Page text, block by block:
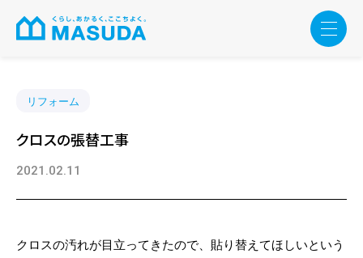
リフォーム
クロスの張替工事
2021.02.11
クロスの汚れが目立ってきたので、貼り替えてほしいという